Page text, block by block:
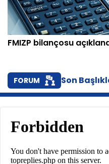
FMIZP bilançosu
FORUM Son